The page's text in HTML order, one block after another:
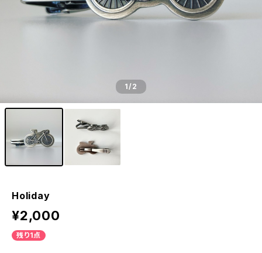
1/2
Holiday
¥2,000
残り1点